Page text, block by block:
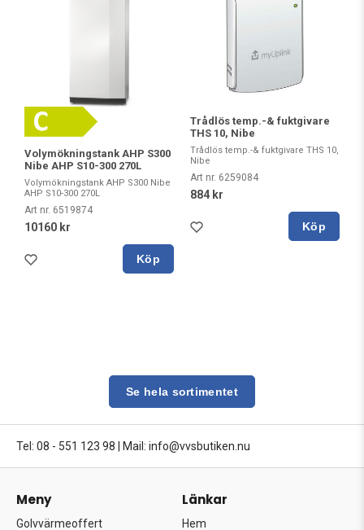
Volymökningstank AHP S300
Nibe AHP S10-300 270L
Volymökningstank AHP S300 Nibe
AHP S10-300 270L
Art nr. 6519874
10160 kr
Köp
Trådlös temp.-& fuktgivare
THS 10, Nibe
Trådlös temp.-& fuktgivare THS 10,
Nibe
Art nr. 6259084
884 kr
Köp
Se hela sortimentet
Tel: 08 - 551 123 98 Mail: info@vvsbutiken.nu
Meny
Golvvärmeoffert
Länkar
Hem